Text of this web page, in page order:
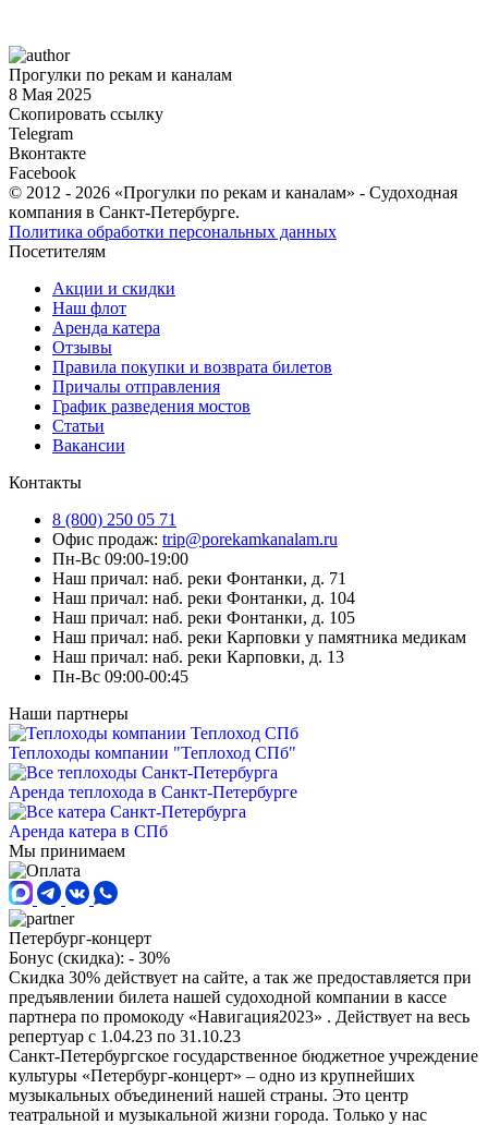
Прогулки по рекам и каналам
8 Мая 2025
Скопировать ссылку
Telegram
Вконтакте
Facebook
© 2012 - 2026 «Прогулки по рекам и каналам» - Cудoxoднaя
кoмпaния в Санкт-Петербурге.
Политика обработки персональных данных
Посетителям
Акции и скидки
Наш флот
Аренда катера
Отзывы
Правила покупки и возврата билетов
Причалы отправления
График разведения мостов
Статьи
Вакансии
Контакты
8 (800) 250 05 71
Офис продаж: trip@porekamkanalam.ru
Пн-Вс 09:00-19:00
Наш причал: наб. реки Фонтанки, д. 71
Наш причал: наб. реки Фонтанки, д. 104
Наш причал: наб. реки Фонтанки, д. 105
Наш причал: наб. реки Карповки у памятника медикам
Наш причал: наб. реки Карповки, д. 13
Пн-Вс 09:00-00:45
Наши партнеры
Теплоходы компании "Теплоход СПб"
Аренда теплохода в Санкт-Петербурге
Аренда катера в СПб
Мы принимаем
Петербург-концерт
Бонус (скидка): - 30%
Скидка 30% действует на сайте, а так же предоставляется при
предъявлении билета нашей судоходной компании в кассе
партнера по промокоду «Навигация2023» . Действует на весь
репертуар с 1.04.23 по 31.10.23
Санкт-Петербургское государственное бюджетное учреждение
культуры «Петербург-концерт» – одно из крупнейших
музыкальных объединений нашей страны. Это центр
театральной и музыкальной жизни города. Только у нас